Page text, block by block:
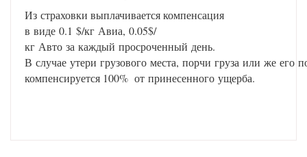
Из страховки выплачивается компенсация
в виде 0.1 $/кг Авиа, 0.05$/
кг Авто за каждый просроченный день.
В случае утери грузового места, порчи груза или же его
компенсируется 100% от принесенного ущерба.